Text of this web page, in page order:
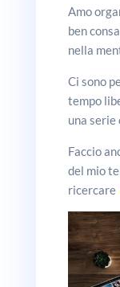
Amo
ben
nella
Ci sono
tempo
una serie
Faccio
del mio
ricercare